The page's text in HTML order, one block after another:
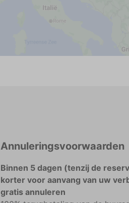
Annuleringsvoorwaarden
Binnen 5 dagen (tenzij de
korter voor aanvang van uw
gratis annuleren